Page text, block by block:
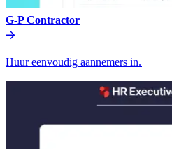
G-P Contractor​​
Huur eenvoudig aannemers in.​​